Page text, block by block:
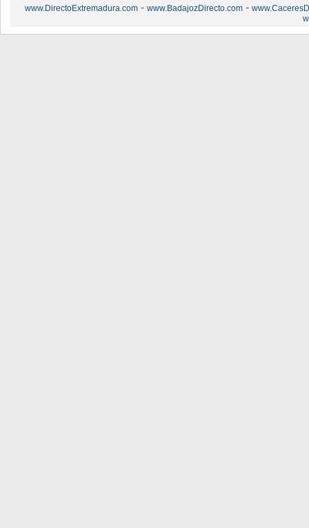
www.DirectoExtremadura.com - www.BadajozDirecto.com -